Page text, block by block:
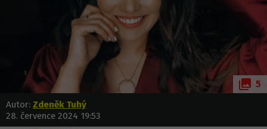
5
Autor: Zdeněk Tuhý
28. července 2024 19:53